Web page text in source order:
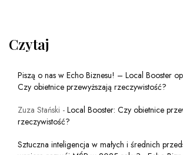
Czytaj
Piszą o nas w Echo Biznesu! – Local Booster
Czy obietnice przewyższają rzeczywistość?
Zuza Stański - Local Booster: Czy obietnice
rzeczywistość?
Sztuczna inteligencja w małych i średnich